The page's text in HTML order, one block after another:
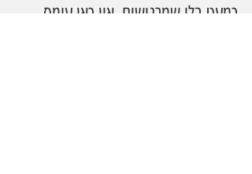
כמעט בלי שמרגישים. אין כאן עומס